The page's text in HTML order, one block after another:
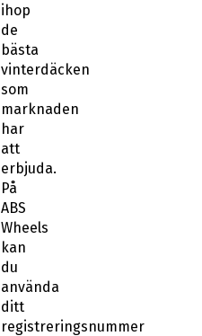
ihop
de
bästa
vinterdäcken
som
marknaden
har
att
erbjuda.
På
ABS
Wheels
kan
du
använda
ditt
registreringsnummer